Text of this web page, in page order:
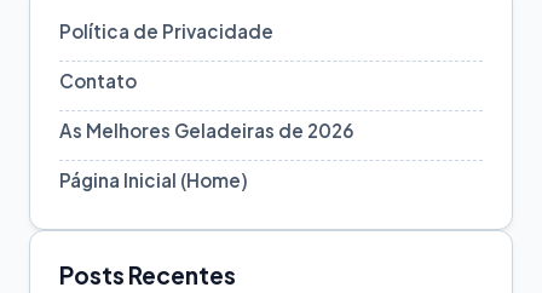
Política de Privacidade
Contato
As Melhores Geladeiras de 2026
Página Inicial (Home)
Posts Recentes